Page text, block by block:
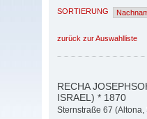
SORTIERUNG
zurück zur Auswahlliste
RECHA
ISRAEL) * 1870
Sternstraße 67 (Altona,